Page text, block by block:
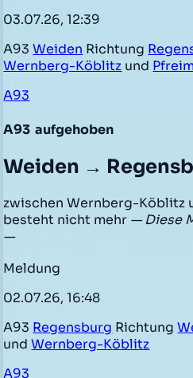
03.07.26, 12:39
A93Weiden Richtung
Wernberg-Köblitz und
A93
A93 aufgehoben
Weiden →
zwischen Wernberg-Köblitz
besteht nicht mehr — Diese
—
Meldung
02.07.26, 16:48
A93 Regensburg Richtung
undWernberg-Köblitz
A93